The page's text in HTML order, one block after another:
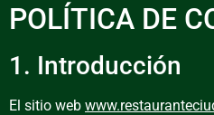
POLÍTICA DE
1. Introducción
El sitio web